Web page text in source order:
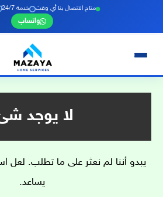
متاح الاتصال بنا أي وقت خدمة 24/7
واتساب
لا يوجد
يبدو أننا لم نعثر على ما تطلب. لعل
يساعد.